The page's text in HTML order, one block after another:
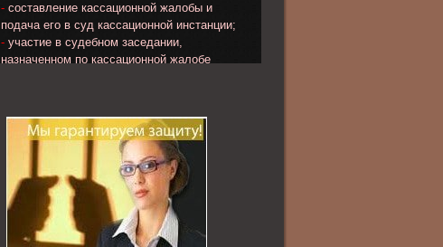
- составление кассационной жалобы и
подача его в суд кассационной инстанции;
- участие в судебном заседании,
назначенном по кассационной жалобе